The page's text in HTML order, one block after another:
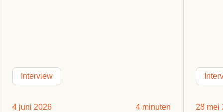
Interview
4 juni 2026 4 minuten 28 mei